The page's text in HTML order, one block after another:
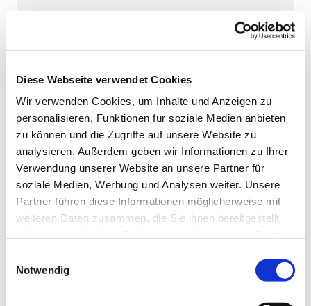
Diese Webseite verwendet Cookies
Wir verwenden Cookies, um Inhalte und Anzeigen zu
personalisieren, Funktionen für soziale Medien anbieten
zu können und die Zugriffe auf unsere Website zu
analysieren. Außerdem geben wir Informationen zu Ihrer
Verwendung unserer Website an unsere Partner für
soziale Medien, Werbung und Analysen weiter. Unsere
Partner führen diese Informationen möglicherweise mit
weiteren Daten zusammen, die Sie ihnen bereitgestellt
Notwendig
St. Josef, Stralsund, Jungfernstieg
3A, 18437 Stralsund